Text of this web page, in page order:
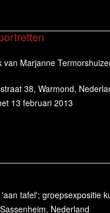
van Marjanne
38, Warmond,
13 februari 2013
tafel'; groepsexpositie
Nederland